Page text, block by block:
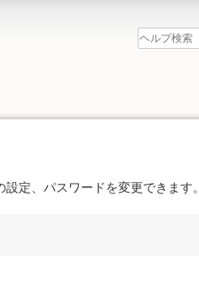
定、パスワードを変更できます。